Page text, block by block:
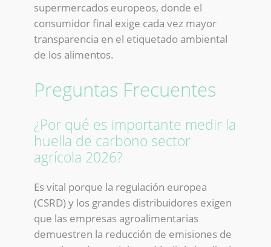
supermercados europeos, donde el
consumidor final exige cada vez mayor
transparencia en el etiquetado ambiental
de los alimentos.
Preguntas Frecuentes
¿Por qué es importante medir la
huella de carbono sector
agrícola 2026?
Es vital porque la regulación europea
(CSRD) y los grandes distribuidores exigen
que las empresas agroalimentarias
demuestren la reducción de emisiones de